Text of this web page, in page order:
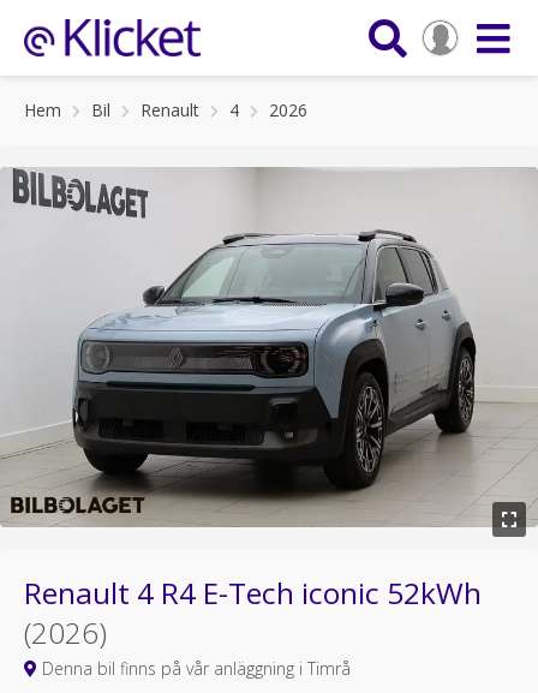
Hem Bil Renault 4 2026
Renault 4 R4 E-Tech iconic 52kWh
(2026)
Denna bil finns på vår anläggning i Timrå